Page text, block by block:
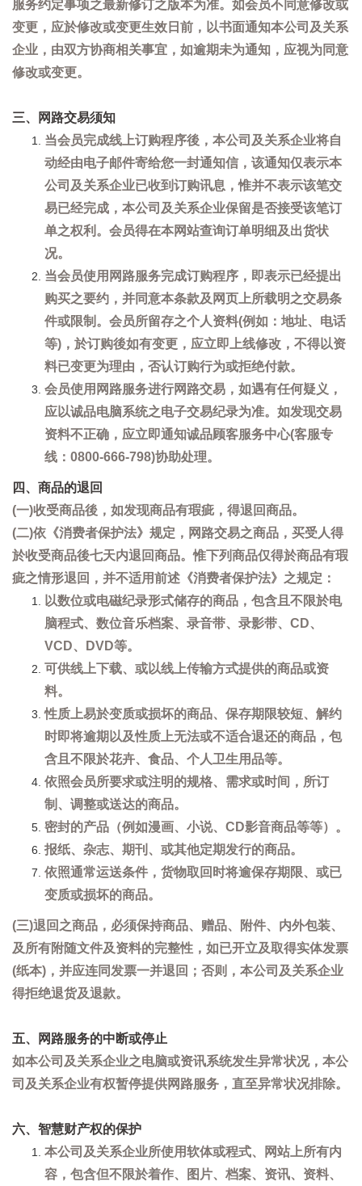
服务约定事项之最新修订之版本为准。如会员不同意修改或
变更，应於修改或变更生效日前，以书面通知本公司及关系
企业，由双方协商相关事宜，如逾期未为通知，应视为同意
修改或变更。
三、网路交易须知
当会员完成线上订购程序後，本公司及关系企业将自
动经由电子邮件寄给您一封通知信，该通知仅表示本
公司及关系企业已收到订购讯息，惟并不表示该笔交
易已经完成，本公司及关系企业保留是否接受该笔订
单之权利。会员得在本网站查询订单明细及出货状
况。
当会员使用网路服务完成订购程序，即表示已经提出
购买之要约，并同意本条款及网页上所载明之交易条
件或限制。会员所留存之个人资料(例如：地址、电话
等)，於订购後如有变更，应立即上线修改，不得以资
料已变更为理由，否认订购行为或拒绝付款。
会员使用网路服务进行网路交易，如遇有任何疑义，
应以诚品电脑系统之电子交易纪录为准。如发现交易
资料不正确，应立即通知诚品顾客服务中心(客服专
线：0800-666-798)协助处理。
四、商品的退回
(一)收受商品後，如发现商品有瑕疵，得退回商品。
(二)依《消费者保护法》规定，网路交易之商品，买受人得
於收受商品後七天内退回商品。惟下列商品仅得於商品有瑕
疵之情形退回，并不适用前述《消费者保护法》之规定：
以数位或电磁纪录形式储存的商品，包含且不限於电
脑程式、数位音乐档案、录音带、录影带、CD、
VCD、DVD等。
可供线上下载、或以线上传输方式提供的商品或资
料。
性质上易於变质或损坏的商品、保存期限较短、解约
时即将逾期以及性质上无法或不适合退还的商品，包
含且不限於花卉、食品、个人卫生用品等。
依照会员所要求或注明的规格、需求或时间，所订
制、调整或送达的商品。
密封的产品（例如漫画、小说、CD影音商品等等）。
报纸、杂志、期刊、或其他定期发行的商品。
依照通常运送条件，货物取回时将逾保存期限、或已
变质或损坏的商品。
(三)退回之商品，必须保持商品、赠品、附件、内外包装、
及所有附随文件及资料的完整性，如已开立及取得实体发票
(纸本)，并应连同发票一并退回；否则，本公司及关系企业
得拒绝退货及退款。
五、网路服务的中断或停止
如本公司及关系企业之电脑或资讯系统发生异常状况，本公
司及关系企业有权暂停提供网路服务，直至异常状况排除。
六、智慧财产权的保护
本公司及关系企业所使用软体或程式、网站上所有内
容，包含但不限於着作、图片、档案、资讯、资料、